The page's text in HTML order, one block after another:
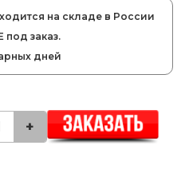
на складе в России
заказ.
дней
+